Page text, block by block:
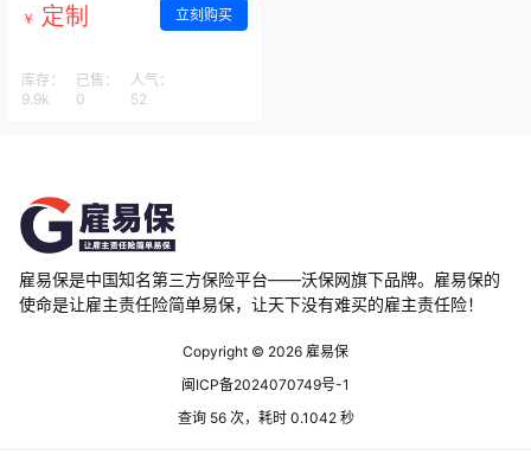
￥ 定制 立刻购买
库存：
9.9k
已售：
0
人气：
52
雇易保是中国知名第三方保险平台——沃保网旗下品牌。雇易保的
使命是让雇主责任险简单易保，让天下没有难买的雇主责任险！
Copyright © 2026 雇易保
闽ICP备2024070749号-1
查询 56 次，耗时 0.1042 秒